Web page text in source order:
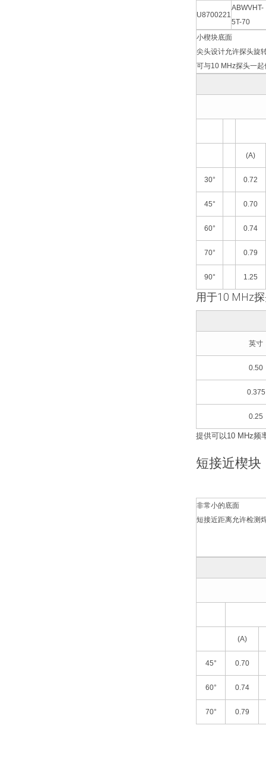
U8700221
ABWVHT-
5T-70
小楔块底面
尖头设计允许探头旋
可与10 MHz探头一
(A)
30° 0.72
45° 0.70
60° 0.74
70° 0.79
90° 1.25
用于10 MHz
英寸
0.50
0.375
0.25
提供可以10 MHz频
短接近楔块
非常小的底面
短接近距离允许检测
(A)
45° 0.70
60° 0.74
70° 0.79